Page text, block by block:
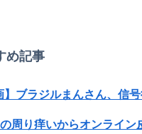
め記事
】ブラジルまんさん、信
周り痒いからオンライ